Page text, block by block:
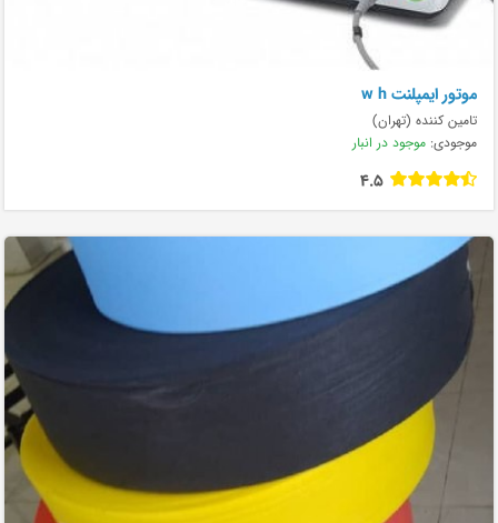
موتور ایمپلنت w h
تامین کننده (تهران)
موجودی: موجود در انبار
4.5